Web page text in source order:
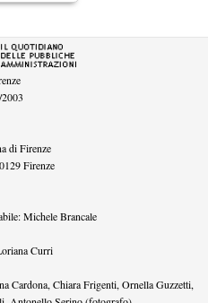
di Firenze
Firenze
Michele Brancale
Curri
Cardona, Chiara Frigenti, Ornella Guzzetti,